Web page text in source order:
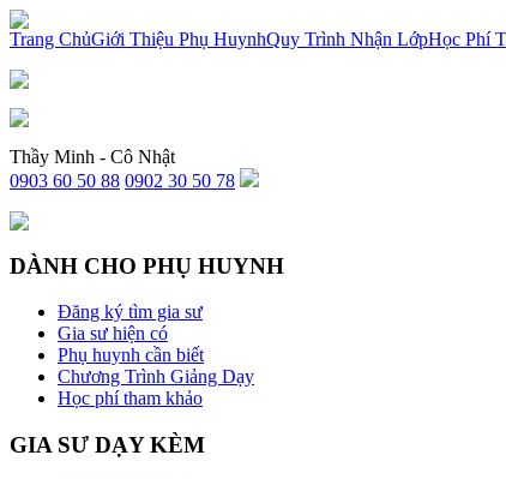
x
Trang ChủGiới Thiệu Phụ HuynhQuy Trình Nhận LớpHọc Phí
Thầy Minh - Cô Nhật
0903 60 50 88 0902 30 50 78
DÀNH CHO PHỤ HUYNH
Đăng ký tìm gia sư
Gia sư hiện có
Phụ huynh cần biết
Chương Trình Giảng Dạy
Học phí tham khảo
GIA SƯ DẠY KÈM